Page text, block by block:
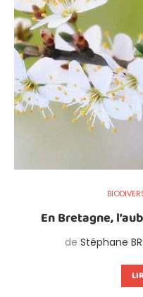
En Bretagne,
de Stéphane